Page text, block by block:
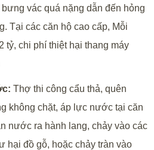
vác quá nặng dẫn đến hỏng
Tại các căn hộ cao cấp, Mỗi
tỷ, chi phí thiệt hại thang máy
Thợ thi công cẩu thả, quên
không chặt, áp lực nước tại căn
nước ra hành lang, chảy vào các
hại đồ gỗ, hoặc chảy tràn vào